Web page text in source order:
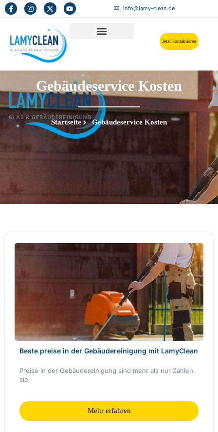
info@lamy-clean.de
Jetzt kontaktieren
Gebäudeservice Kosten
Startseite Gebäudeservice Kosten
Beste preise in der Gebäudereinigung mit LamyClean
Preise in der Gebäudereinigung sind mehr als nur Zahlen,
sie
Mehr erfahren